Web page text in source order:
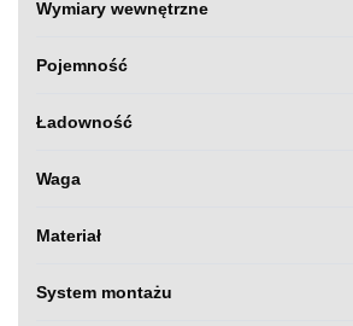
Wymiary wewnętrzne
Pojemność
Ładowność
Waga
Materiał
System montażu